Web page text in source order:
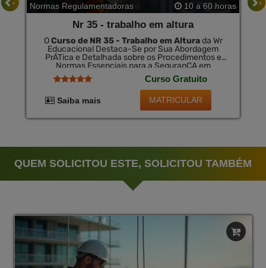
Normas Regulamentadoras 10 a 60 horas
Nr 35 - trabalho em altura
OCurso de NR 35 - Trabalho em Alturada Wr
Educacional Destaca-Se por Sua Abordagem
PrÁTica e Detalhada sobre os Procedimentos e
Normas Essenciais para a SeguranÇA em
Trabalhos em Altura. Este Curso É Uma
Ferramenta Crucial para o Desenvolvimento
Profissional na ÁRea de SeguranÇA do Trabalho,
Ampliando o Entendimento sobre Riscos e
Medidas Preventivas. no TÉRmino, HÁ a OpÇÃO de
Curso Gratuito
Saiba mais MATRICULAR
‹ ›
QUEM SOLICITOU ESTE, SOLICITOU TAMBÉM